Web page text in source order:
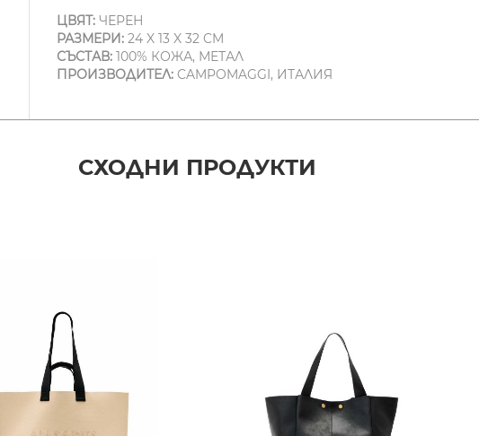
ЦВЯТ:ЧЕРЕН
РАЗМЕРИ:24 X 13 X 32 CM
СЪСТАВ:100% КОЖА, МЕТАЛ
ПРОИЗВОДИТЕЛ:CAMPOMAGGI, ИТАЛИЯ
СХОДНИ ПРОДУКТИ